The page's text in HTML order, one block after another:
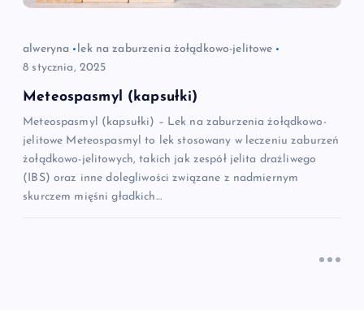
alweryna
lek na zaburzenia żołądkowo-jelitowe
8 stycznia, 2025
Meteospasmyl (kapsułki)
Meteospasmyl (kapsułki) – Lek na zaburzenia żołądkowo-
jelitowe Meteospasmyl to lek stosowany w leczeniu zaburzeń
żołądkowo-jelitowych, takich jak zespół jelita drażliwego
(IBS) oraz inne dolegliwości związane z nadmiernym
skurczem mięśni gładkich…